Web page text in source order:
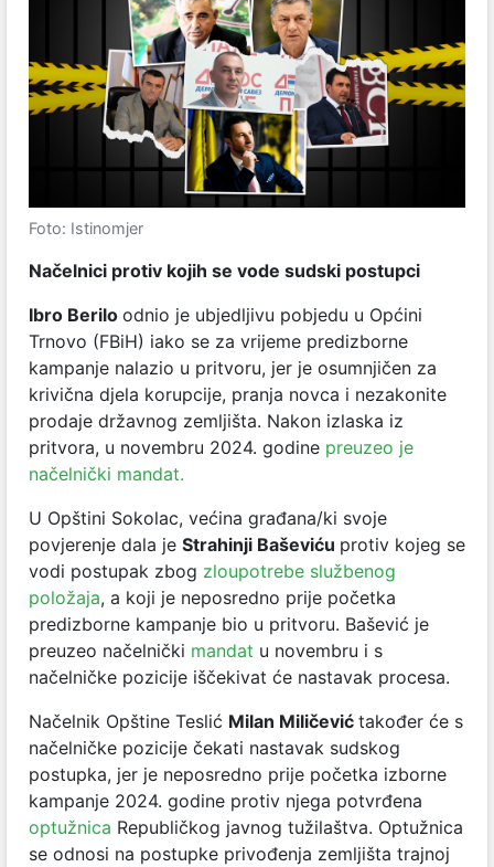
Foto: Istinomjer
Načelnici protiv kojih se vode sudski postupci
Ibro Berilo odnio je ubjedljivu pobjedu u Općini
Trnovo (FBiH) iako se za vrijeme predizborne
kampanje nalazio u pritvoru, jer je osumnjičen za
krivična djela korupcije, pranja novca i nezakonite
prodaje državnog zemljišta. Nakon izlaska iz
pritvora, u novembru 2024. godine preuzeo je
načelnički mandat.
U Opštini Sokolac, većina građana/ki svoje
povjerenje dala je Strahinji Baševiću protiv kojeg se
vodi postupak zbog zloupotrebe službenog
položaja, a koji je neposredno prije početka
predizborne kampanje bio u pritvoru. Bašević je
preuzeo načelnički mandat u novembru i s
načelničke pozicije iščekivat će nastavak procesa.
Načelnik Opštine Teslić Milan Miličević također će s
načelničke pozicije čekati nastavak sudskog
postupka, jer je neposredno prije početka izborne
kampanje 2024. godine protiv njega potvrđena
optužnica Republičkog javnog tužilaštva. Optužnica
se odnosi na postupke privođenja zemljišta trajnoj